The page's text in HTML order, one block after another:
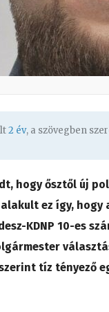
2 év, a szövegben
hogy ősztől új
ez így,
KDNP 10-es
tíz tényező